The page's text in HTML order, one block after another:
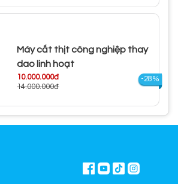
Máy cắt thịt công nghiệp thay
dao linh hoạt
10.000.000đ
14.000.000đ
-28%